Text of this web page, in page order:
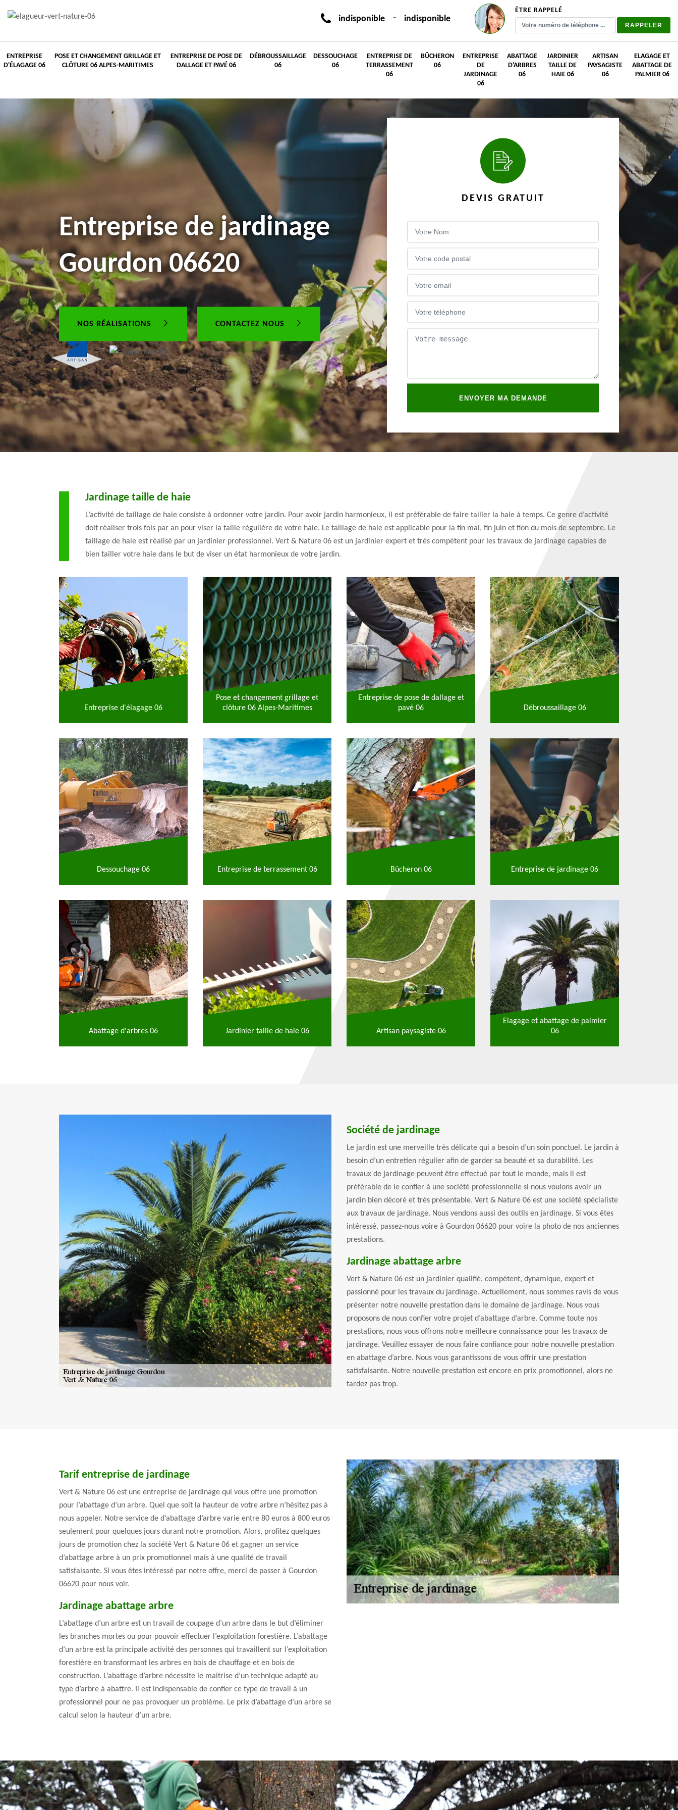
indisponible - indisponible
ÊTRE RAPPELÉ
ENTREPRISE
D'ÉLAGAGE 06
POSE ET CHANGEMENT GRILLAGE ET
CLÔTURE 06 ALPES-MARITIMES
ENTREPRISE DE POSE DE
DALLAGE ET PAVÉ 06
DÉBROUSSAILLAGE
06
DESSOUCHAGE
06
ENTREPRISE DE
TERRASSEMENT
06
BÛCHERON
06
ENTREPRISE
DE
JARDINAGE
06
ABATTAGE
D'ARBRES
06
JARDINIER
TAILLE DE
HAIE 06
ARTISAN
PAYSAGISTE
06
ELAGAGE ET
ABATTAGE DE
PALMIER 06
Entreprise de jardinage
Gourdon 06620
NOS RÉALISATIONS CONTACTEZ NOUS
DEVIS GRATUIT
Jardinage taille de haie
L’activité de taillage de haie consiste à ordonner votre jardin. Pour avoir jardin harmonieux, il est préférable de faire tailler la haie à temps. Ce genre d’activité
doit réaliser trois fois par an pour viser la taille régulière de votre haie. Le taillage de haie est applicable pour la fin mai, fin juin et fion du mois de septembre. Le
taillage de haie est réalisé par un jardinier professionnel. Vert & Nature 06 est un jardinier expert et très compétent pour les travaux de jardinage capables de
bien tailler votre haie dans le but de viser un état harmonieux de votre jardin.
Entreprise d'élagage 06
Pose et changement grillage et
clôture 06 Alpes-Maritimes
Entreprise de pose de dallage et
pavé 06
Débroussaillage 06
Dessouchage 06 Entreprise de terrassement 06 Bûcheron 06 Entreprise de jardinage 06
Abattage d'arbres 06 Jardinier taille de haie 06 Artisan paysagiste 06
Elagage et abattage de palmier
06
Société de jardinage
Le jardin est une merveille très délicate qui a besoin d’un soin ponctuel. Le jardin à
besoin d’un entretien régulier afin de garder sa beauté et sa durabilité. Les
travaux de jardinage peuvent être effectué par tout le monde, mais il est
préférable de le confier à une société professionnelle si nous voulons avoir un
jardin bien décoré et très présentable. Vert & Nature 06 est une société spécialiste
aux travaux de jardinage. Nous vendons aussi des outils en jardinage. Si vous êtes
intéressé, passez-nous voire à Gourdon 06620 pour voire la photo de nos anciennes
prestations.
Jardinage abattage arbre
Vert & Nature 06 est un jardinier qualifié, compétent, dynamique, expert et
passionné pour les travaux du jardinage. Actuellement, nous sommes ravis de vous
présenter notre nouvelle prestation dans le domaine de jardinage. Nous vous
proposons de nous confier votre projet d’abattage d’arbre. Comme toute nos
prestations, nous vous offrons notre meilleure connaissance pour les travaux de
jardinage. Veuillez essayer de nous faire confiance pour notre nouvelle prestation
en abattage d’arbre. Nous vous garantissons de vous offrir une prestation
satisfaisante. Notre nouvelle prestation est encore en prix promotionnel, alors ne
tardez pas trop.
Tarif entreprise de jardinage
Vert & Nature 06 est une entreprise de jardinage qui vous offre une promotion
pour l’abattage d’un arbre. Quel que soit la hauteur de votre arbre n’hésitez pas à
nous appeler. Notre service de d’abattage d’arbre varie entre 80 euros à 800 euros
seulement pour quelques jours durant notre promotion. Alors, profitez quelques
jours de promotion chez la société Vert & Nature 06 et gagner un service
d’abattage arbre à un prix promotionnel mais à une qualité de travail
satisfaisante. Si vous êtes intéressé par notre offre, merci de passer à Gourdon
06620 pour nous voir.
Jardinage abattage arbre
L’abattage d’un arbre est un travail de coupage d’un arbre dans le but d’éliminer
les branches mortes ou pour pouvoir effectuer l’exploitation forestière. L’abattage
d’un arbre est la principale activité des personnes qui travaillent sur l’exploitation
forestière en transformant les arbres en bois de chauffage et en bois de
construction. L’abattage d’arbre nécessite le maitrise d’un technique adapté au
type d’arbre à abattre. Il est indispensable de confier ce type de travail à un
professionnel pour ne pas provoquer un problème. Le prix d’abattage d’un arbre se
calcul selon la hauteur d’un arbre.